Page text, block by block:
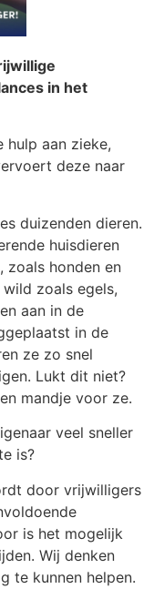
in het
hulp aan zieke,
deze naar
duizenden dieren.
huisdieren
zoals honden en
zoals egels,
aan in de
in de
ze zo snel
Lukt dit niet?
mandje voor ze.
veel sneller
is?
door vrijwilligers
is het mogelijk
Wij denken
te kunnen helpen.